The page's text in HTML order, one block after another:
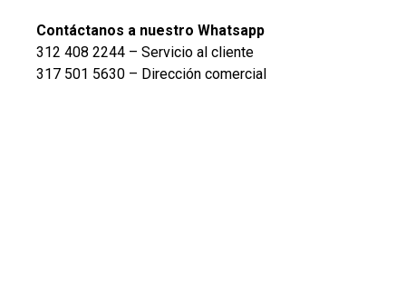
Contáctanos a nuestro Whatsapp
312 408 2244 – Servicio al cliente
317 501 5630 – Dirección comercial